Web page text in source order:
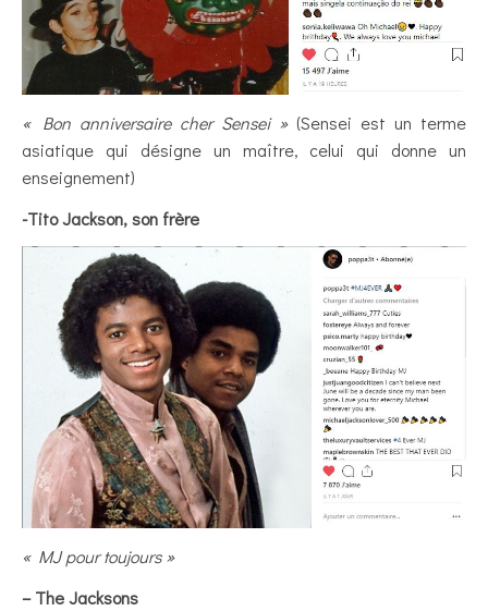
« Bon anniversaire cher Sensei »(Sensei est un terme
asiatique qui désigne un maître, celui qui donne un
enseignement)
-Tito Jackson, son frère
« MJ pour toujours »
– The Jacksons